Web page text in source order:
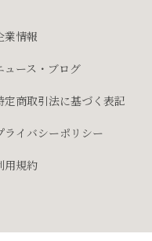
業情報
ュース・ブログ
定商取引法に基づく表記
ライバシーポリシー
用規約